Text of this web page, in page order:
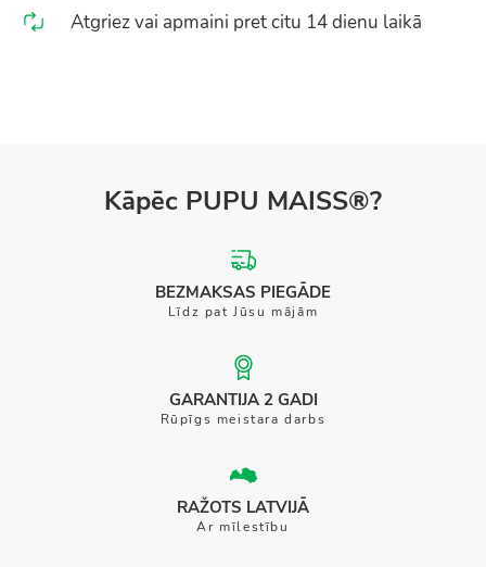
Atgriez vai apmaini pret citu 14 dienu laikā
Kāpēc PUPU MAISS®?
BEZMAKSAS PIEGĀDE
Līdz pat Jūsu mājām
GARANTIJA 2 GADI
Rūpīgs meistara darbs
RAŽOTS LATVIJĀ
Ar mīlestību